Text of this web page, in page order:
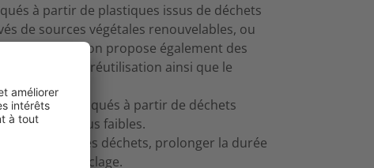
à partir de plastiques issus de déchets
de sources végétales renouvelables, ou
propose également des
favoriser la réutilisation ainsi que le
fabriqués à partir de déchets
carbone plus faibles.
à réduire les déchets, prolonger la durée
et leur recyclage.